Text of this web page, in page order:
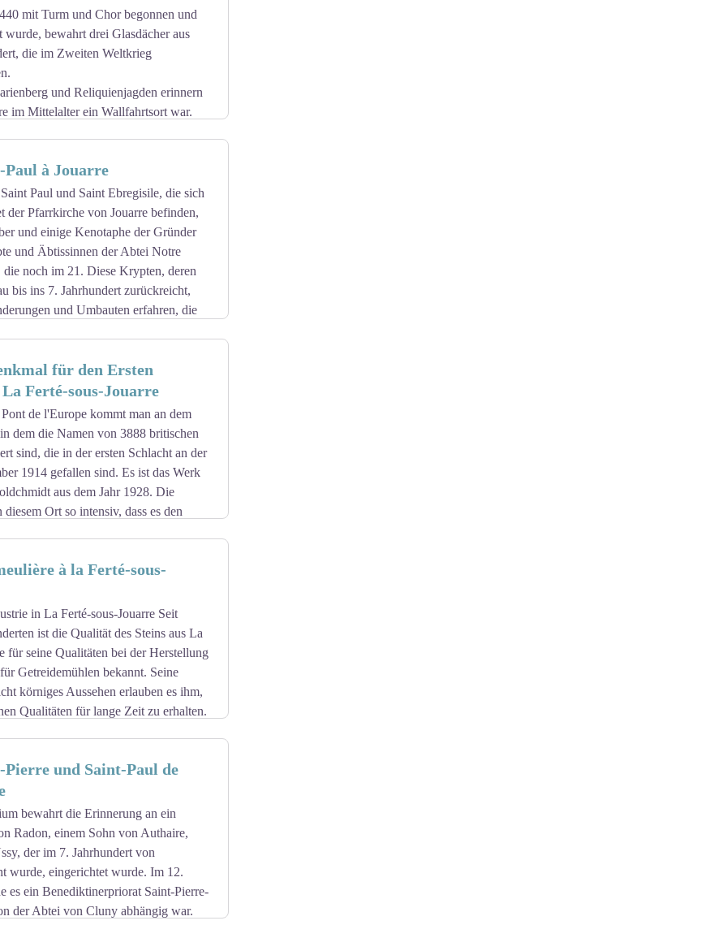
Reichshauptstadt Aachen. Dieses
eröffnen, und die Stadt Jouarre
Die gesamte Abtei Notre-Dame
das die Geschichte von Jouarre
befestigt. Seine hohe Silhouette und
für Reisende gemacht:
mit Turm und Chor begonnen und
wurde, bewahrt drei Glasdächer aus
die im Zweiten Weltkrieg
und Reliquienjagden erinnern
im Mittelalter ein Wallfahrtsort war.
à Jouarre
Paul und Saint Ebregisile, die sich
der Pfarrkirche von Jouarre befinden,
und einige Kenotaphe der Gründer
und Äbtissinnen der Abtei Notre
die noch im 21. Diese Krypten, deren
bis ins 7. Jahrhundert zurückreicht,
und Umbauten erfahren, die
Epochen (Merowinger,
gehen auf die frühen 1840er Jahre
Nähe der Krypten ermöglichte es Abt
und der Überreste der Kirche Saint-
einer Anmeldung besichtigt
Jouarre organisiert.
für den Ersten
Ferté-sous-Jouarre
de l'Europe kommt man an dem
dem die Namen von 3888 britischen
sind, die in der ersten Schlacht an der
1914 gefallen sind. Es ist das Werk
aus dem Jahr 1928. Die
Ort so intensiv, dass es den
Sie wird von einer
Fahne, Bajonetten und
mit einem geschnitzten, nach unten
Rückseite des Denkmals mit Tafeln
werden. Die Beschriftungen sind in
à la Ferté-sous-
in La Ferté-sous-Jouarre Seit
ist die Qualität des Steins aus La
für seine Qualitäten bei der Herstellung
Getreidemühlen bekannt. Seine
körniges Aussehen erlauben es ihm,
Qualitäten für lange Zeit zu erhalten.
auf dem Seeweg verschifft,
La Ferté-sous-Jouarre zu sehen. Zu
beschäftigt, die den Reichtum
Wohlstand entwickelt sich in der
geboren.
einen neuen wirtschaftlichen
Mühlen mit Stahlwalzen die
höhere Effizienz, trennten aber durch
als auch dessen Schale. Es ist der
und Saint-Paul de
bewahrt die Erinnerung an ein
Radon, einem Sohn von Authaire,
der im 7. Jahrhundert von
wurde, eingerichtet wurde. Im 12.
es ein Benediktinerpriorat Saint-Pierre-
der Abtei von Cluny abhängig war.